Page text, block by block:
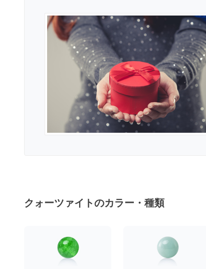
クォーツァイトのカラー・種類